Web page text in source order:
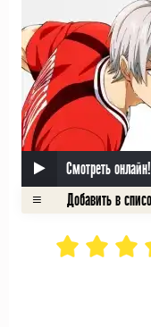
Смотреть онлайн!